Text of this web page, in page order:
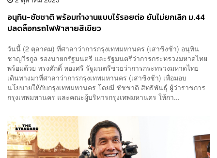
อนุทิน-ชัชชาติ พร้อมทำงานแบบไร้รอยต่อ ยันไม่ยกเลิก ม.44
ปลดล็อกรถไฟฟ้าสายสีเขียว
วันนี้ (2 ตุลาคม) ที่ศาลาว่าการกรุงเทพมหานคร (เสาชิงช้า) อนุทิน
ชาญวีรกูล รองนายกรัฐมนตรี และรัฐมนตรีว่าการกระทรวงมหาดไทย
พร้อมด้วย ทรงศักดิ์ ทองศรี รัฐมนตรีช่วยว่าการกระทรวงมหาดไทย
เดินทางมาที่ศาลาว่าการกรุงเทพมหานคร (เสาชิงช้า) เพื่อมอบ
นโยบายให้กับกรุงเทพมหานคร โดยมี ชัชชาติ สิทธิพันธุ์ ผู้ว่าราชการ
กรุงเทพมหานคร และคณะผู้บริหารกรุงเทพมหานคร ให้กา...